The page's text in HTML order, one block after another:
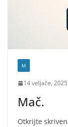
M
14 veljače, 2025
Mač.
Otkrijte